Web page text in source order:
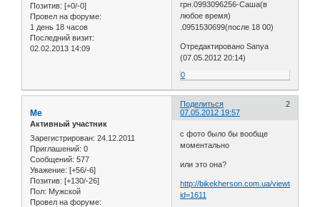
Позитив: [+0/-0]
Провел на форуме:
1 день 18 часов
Последний визит:
02.02.2013 14:09
грн.0993096256-Саша(в
любое время)
.0951530699(после 18 00)
Отредактировано Sanya
(07.05.2012 20:14)
0
Поделиться
2
07.05.2012 19:57
Me
Активный участник
Зарегистрирован: 24.12.2011
Приглашений: 0
Сообщений: 577
Уважение: [+56/-6]
Позитив: [+130/-26]
Пол: Мужской
Провел на форуме:
с фото было бы вообще
моментально
или это она?
http://bikekherson.com.ua/
id=1611